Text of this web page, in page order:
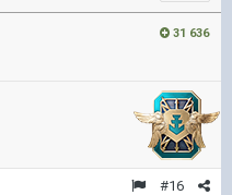
31 636
#16